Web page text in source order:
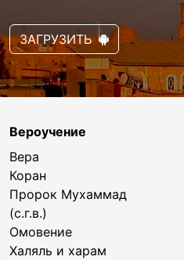
ЗАГРУЗИТЬ
Вероучение
Вера
Коран
Пророк Мухаммад
(с.г.в.)
Омовение
Халяль и харам